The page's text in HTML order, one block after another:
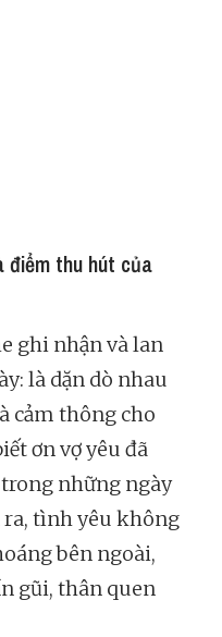
điểm thu hút của
ghi nhận và lan
là dặn dò nhau
cảm thông cho
ơn vợ yêu đã
những ngày
ra, tình yêu không
bên ngoài,
gũi, thân quen